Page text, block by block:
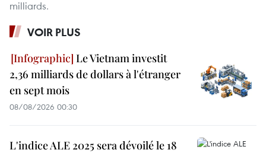
milliards.
VOIR PLUS
Le Vietnam investit
2,36 milliards de dollars à l'étranger
en sept mois
08/08/2026 00:30
L'indice ALE 2025 sera dévoilé le 18